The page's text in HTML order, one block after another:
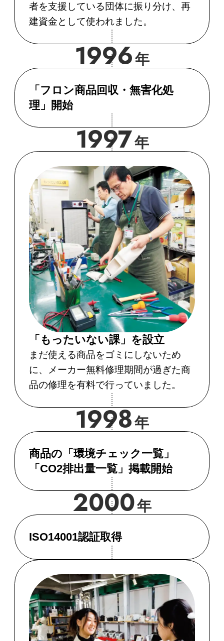
者を支援している団体に振り分け、再
建資金として使われました。
1996年
「フロン商品回収・無害化処
理」開始
1997年
「もったいない課」を設立
まだ使える商品をゴミにしないため
に、メーカー無料修理期間が過ぎた商
品の修理を有料で行っていました。
1998年
商品の「環境チェック一覧」
「CO2排出量一覧」掲載開始
2000年
ISO14001認証取得